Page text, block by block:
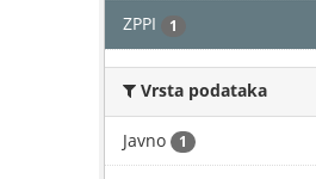
ZPPI 1
Vrsta podataka
Javno 1